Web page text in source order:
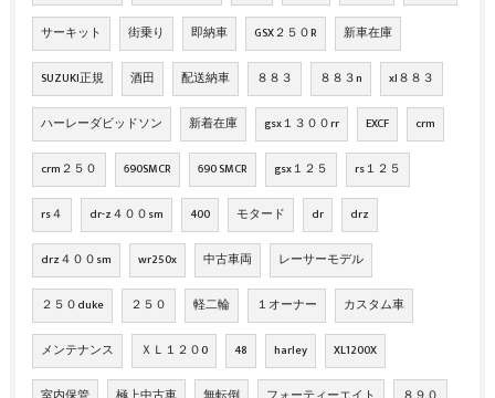
サーキット 街乗り 即納車 GSX２５０R 新車在庫
SUZUKI正規 酒田 配送納車 ８８３ ８８３n xl８８３
ハーレーダビッドソン 新着在庫 gsx１３００rr EXCF crm
crm２５０ 690SMCR 690 SMCR gsx１２５ rs１２５
rs４ dr-z４００sm 400 モタード dr drz
drz４００sm wr250x 中古車両 レーサーモデル
２５０duke ２５０ 軽二輪 １オーナー カスタム車
メンテナンス ＸＬ１２０0 48 harley XL1200X